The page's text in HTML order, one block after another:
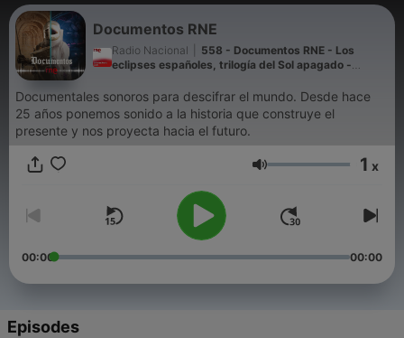
Documentos RNE
Radio Nacional
558 - Documentos RNE - Los
eclipses españoles, trilogía del Sol apagado -
Documentales sonoros para descifrar el mundo. Desde hace
25 años ponemos sonido a la historia que construye el
presente y nos proyecta hacia el futuro.
Volume 1 x
00:00 00:00
Episodes